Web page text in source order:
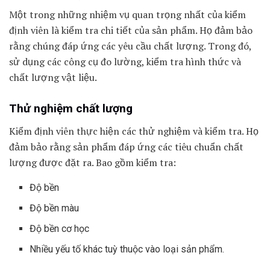
Một trong những nhiệm vụ quan trọng nhất của kiểm
định viên là kiểm tra chi tiết của sản phẩm. Họ đảm bảo
rằng chúng đáp ứng các yêu cầu chất lượng. Trong đó,
sử dụng các công cụ đo lường, kiểm tra hình thức và
chất lượng vật liệu.
Thử nghiệm chất lượng
Kiểm định viên thực hiện các thử nghiệm và kiểm tra. Họ
đảm bảo rằng sản phẩm đáp ứng các tiêu chuẩn chất
lượng được đặt ra. Bao gồm kiểm tra:
Độ bền
Độ bền màu
Độ bền cơ học
Nhiều yếu tố khác tuỳ thuộc vào loại sản phẩm.